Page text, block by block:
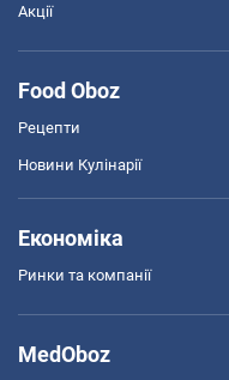
Акції
Food Oboz
Рецепти
Новини Кулінарії
Економіка
Ринки та компанії
MedOboz